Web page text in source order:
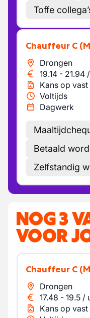
Toffe
Chauffeur C
Drongen
19.14 - 21.94 /
Kans op vast
Voltijds
Dagwerk
Betaald
Zelfstandig
NOG 3
VOOR
Chauffeur C
Drongen
17.48 - 19.5 /
Kans op vast